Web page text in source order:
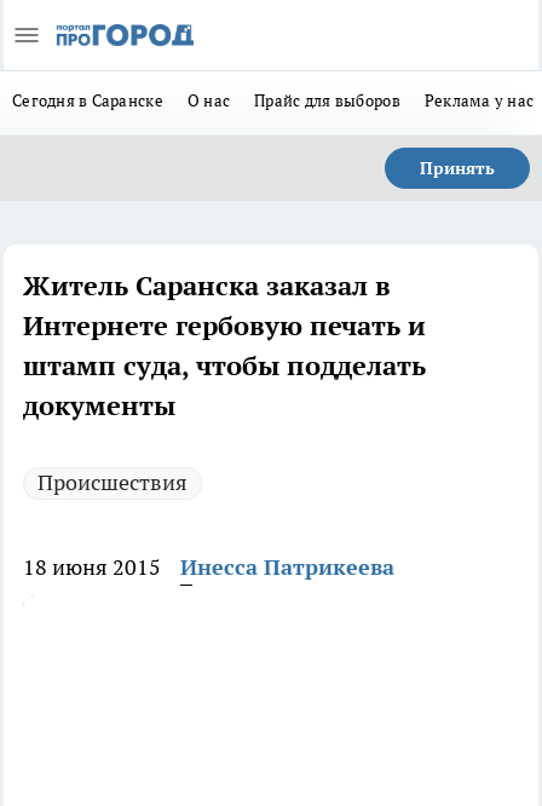
Сегодня в Саранске О нас Прайс для выборов Реклама у нас
Принять
Житель Саранска заказал в
Интернете гербовую печать и
штамп суда, чтобы подделать
документы
Происшествия
18 июня 2015 Инесса Патрикеева